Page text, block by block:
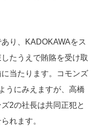
り、KADOKAWAをス
たうえで賄賂を受け取
当たります。コモンズ
うにみえますが、高橋
2の社長は共同正犯と
れます。